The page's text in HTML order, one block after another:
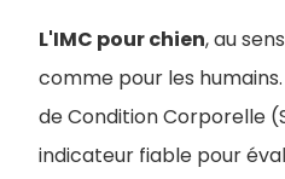
L'IMC pour chien, au
comme pour les
de Condition Corporelle
indicateur fiable pour